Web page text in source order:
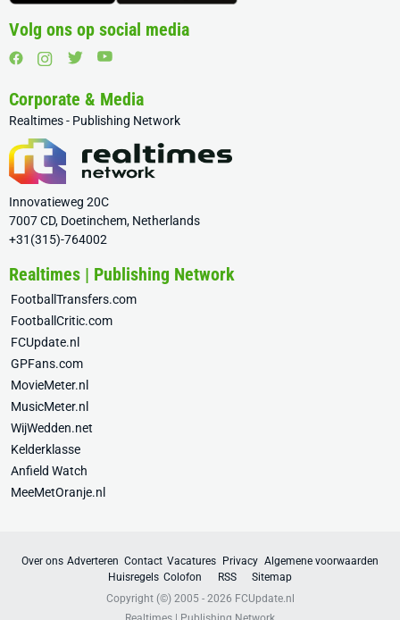
Volg ons op social media
Corporate & Media
Realtimes - Publishing Network
Innovatieweg 20C
7007 CD, Doetinchem, Netherlands
+31(315)-764002
Realtimes | Publishing Network
FootballTransfers.com
FootballCritic.com
FCUpdate.nl
GPFans.com
MovieMeter.nl
MusicMeter.nl
WijWedden.net
Kelderklasse
Anfield Watch
MeeMetOranje.nl
Over ons Adverteren Contact Vacatures Privacy Algemene voorwaarden
Huisregels Colofon RSS
Sitemap
Copyright (©) 2005 - 2026 FCUpdate.nl